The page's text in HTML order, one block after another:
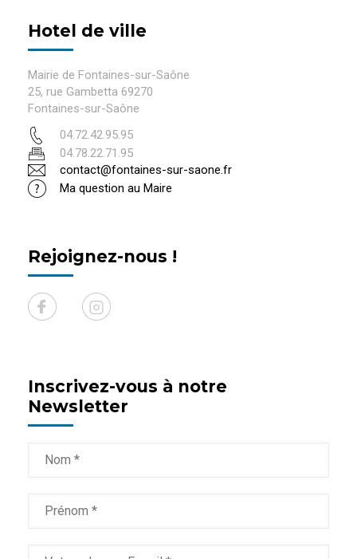
Hotel de ville
Mairie de Fontaines-sur-Saône
25, rue Gambetta 69270
Fontaines-sur-Saône
04.72.42.95.95
04.78.22.71.95
contact@fontaines-sur-saone.fr
Ma question au Maire
Rejoignez-nous !
Inscrivez-vous à notre
Newsletter